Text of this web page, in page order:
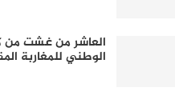
العاشر من غشت من
الوطني للمغاربة